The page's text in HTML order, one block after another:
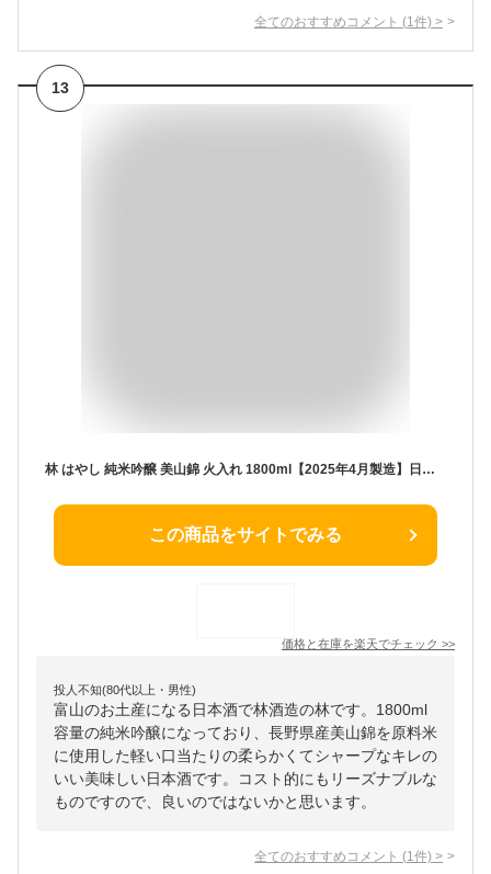
全てのおすすめコメント (1 件) >
13
林 はやし 純米吟醸 美山錦 火入れ 1800ml【2025年4月製造】日本酒／林酒造 富山県
この商品をサイトでみる
価格と在庫を楽天でチェック >>
投人不知(80代以上・男性)
富山のお土産になる日本酒で林酒造の林です。1800ml
容量の純米吟醸になっており、長野県産美山錦を原料米
に使用した軽い口当たりの柔らかくてシャープなキレの
いい美味しい日本酒です。コスト的にもリーズナブルな
ものですので、良いのではないかと思います。
全てのおすすめコメント (1 件) >